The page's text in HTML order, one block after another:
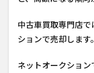
中古車買取専門店
ションで売却します。
ネットオークショ